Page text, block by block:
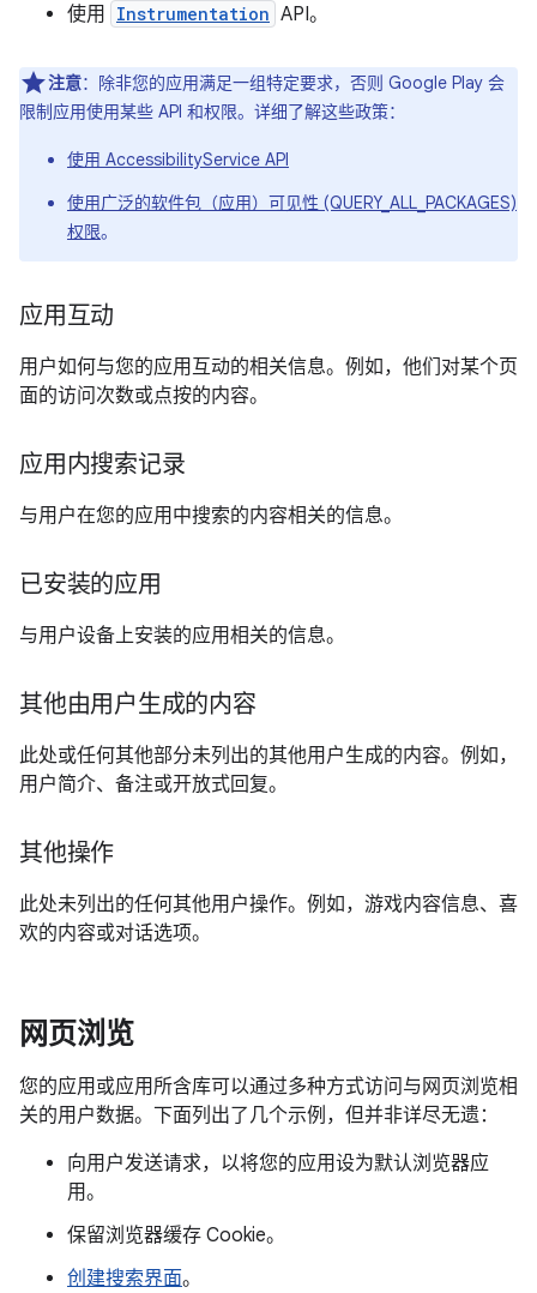
使用
Instrumentation API。
注意：除非您的应用满足一组特定要求，否则 Google Play 会
限制应用使用某些 API 和权限。详细了解这些政策：
使用 AccessibilityService API
使用广泛的软件包（应用）可见性 (QUERY_ALL_PACKAGES)
权限。
应用互动
用户如何与您的应用互动的相关信息。例如，他们对某个页
面的访问次数或点按的内容。
应用内搜索记录
与用户在您的应用中搜索的内容相关的信息。
已安装的应用
与用户设备上安装的应用相关的信息。
其他由用户生成的内容
此处或任何其他部分未列出的其他用户生成的内容。例如，
用户简介、备注或开放式回复。
其他操作
此处未列出的任何其他用户操作。例如，游戏内容信息、喜
欢的内容或对话选项。
网页浏览
您的应用或应用所含库可以通过多种方式访问与网页浏览相
关的用户数据。下面列出了几个示例，但并非详尽无遗：
向用户发送请求，以将您的应用设为默认浏览器应
用。
保留浏览器缓存 Cookie。
创建搜索界面。